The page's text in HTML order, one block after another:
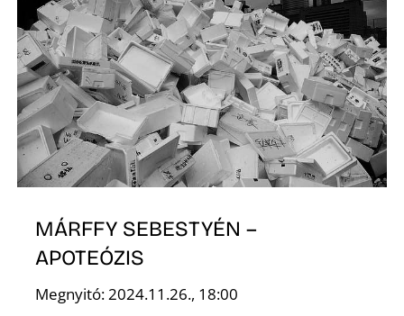
MÁRFFY SEBESTYÉN –
APOTEÓZIS
Megnyitó: 2024.11.26., 18:00